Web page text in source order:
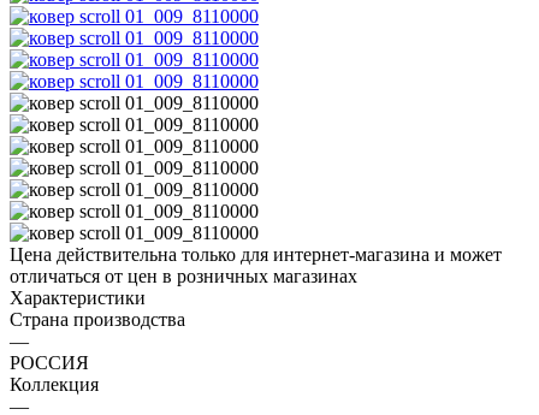
Цена действительна только для интернет-магазина и может
отличаться от цен в розничных магазинах
Характеристики
Страна производства
—
РОССИЯ
Коллекция
—